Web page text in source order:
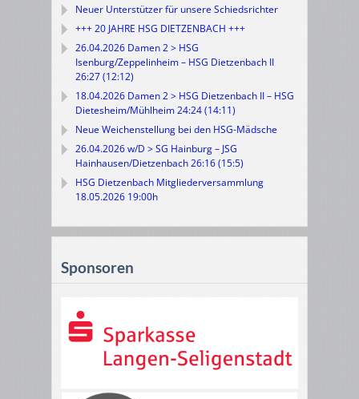
Neuer Unterstützer für unsere Schiedsrichter
+++ 20 JAHRE HSG DIETZENBACH +++
26.04.2026 Damen 2 > HSG
Isenburg/Zeppelinheim – HSG Dietzenbach II
26:27 (12:12)
18.04.2026 Damen 2 > HSG Dietzenbach II – HSG
Dietesheim/Mühlheim 24:24 (14:11)
Neue Weichenstellung bei den HSG-Mädsche
26.04.2026 w/D > SG Hainburg – JSG
Hainhausen/Dietzenbach 26:16 (15:5)
HSG Dietzenbach Mitgliederversammlung
18.05.2026 19:00h
Sponsoren